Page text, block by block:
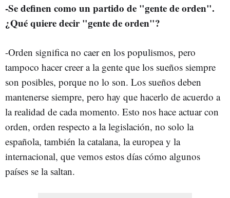
-Se definen como un partido de "gente de orden".
¿Qué quiere decir "gente de orden"?
-Orden significa no caer en los populismos, pero
tampoco hacer creer a la gente que los sueños siempre
son posibles, porque no lo son. Los sueños deben
mantenerse siempre, pero hay que hacerlo de acuerdo a
la realidad de cada momento. Esto nos hace actuar con
orden, orden respecto a la legislación, no solo la
española, también la catalana, la europea y la
internacional, que vemos estos días cómo algunos
países se la saltan.